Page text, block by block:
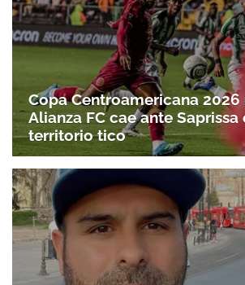
Copa Centroamericana 2026
Alianza FC cae ante Saprissa
territorio tico